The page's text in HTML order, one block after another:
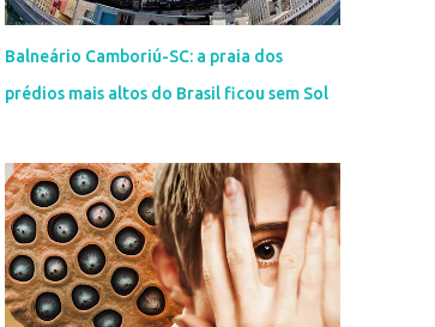
Balneário Camboriú-SC: a praia dos
prédios mais altos do Brasil ficou sem Sol